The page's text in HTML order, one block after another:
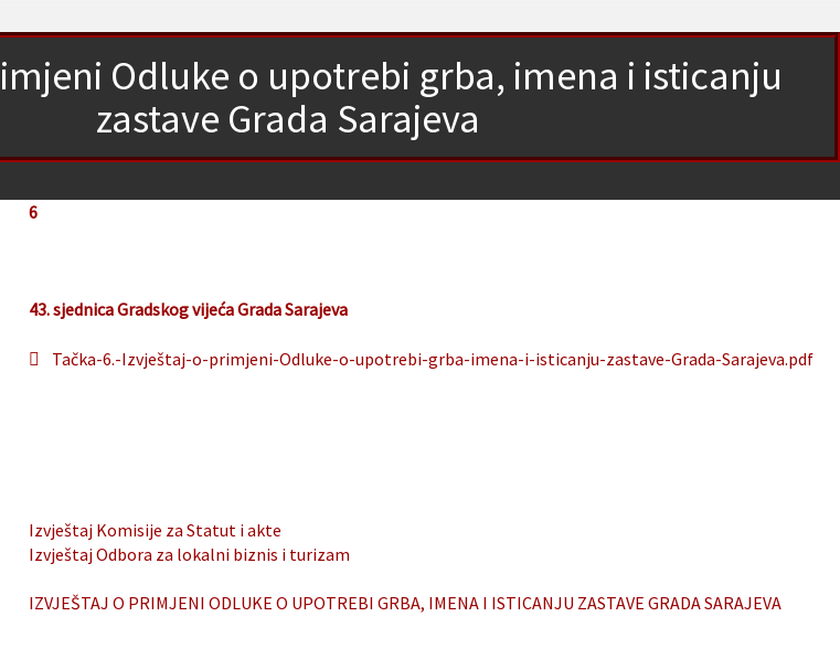
Odluke o upotrebi grba, imena i isticanju
zastave Grada Sarajeva
6
43. sjednica Gradskog vijeća Grada Sarajeva
Tačka-6.-Izvještaj-o-primjeni-Odluke-o-upotrebi-grba-imena-i-isticanju-zastave-Grada-Sarajeva.pdf
Izvještaj Komisije za Statut i akte
Izvještaj Odbora za lokalni biznis i turizam
IZVJEŠTAJ O PRIMJENI ODLUKE O UPOTREBI GRBA, IMENA I ISTICANJU ZASTAVE GRADA SARAJEVA